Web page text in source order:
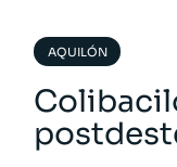
AQUILÓN